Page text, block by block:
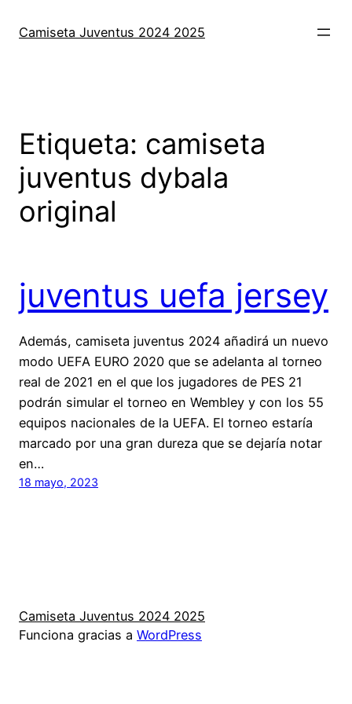
Camiseta Juventus 2024 2025
Etiqueta: camiseta
juventus dybala
original
juventus uefa jersey
Además, camiseta juventus 2024 añadirá un nuevo
modo UEFA EURO 2020 que se adelanta al torneo
real de 2021 en el que los jugadores de PES 21
podrán simular el torneo en Wembley y con los 55
equipos nacionales de la UEFA. El torneo estaría
marcado por una gran dureza que se dejaría notar
en…
18 mayo, 2023
Camiseta Juventus 2024 2025
Funciona gracias a WordPress